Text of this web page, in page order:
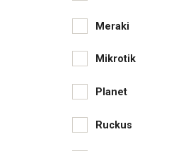
Meraki
Mikrotik
Planet
Ruckus